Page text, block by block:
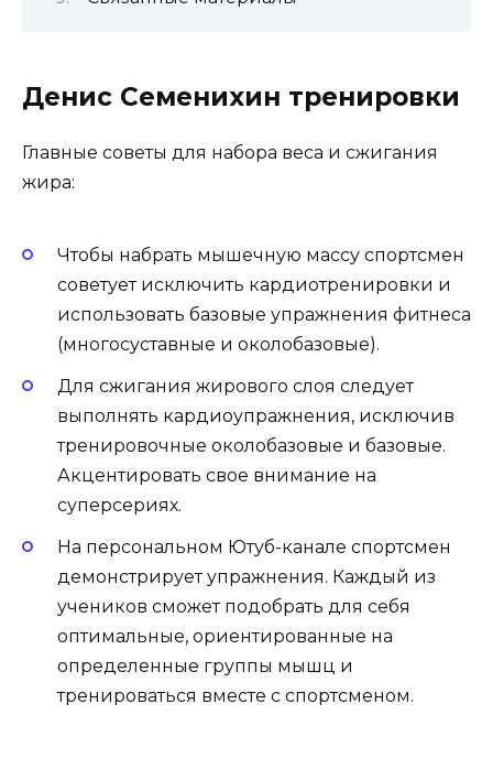
Денис Семенихин тренировки
Главные советы для набора веса и сжигания
жира:
Чтобы набрать мышечную массу спортсмен
советует исключить кардиотренировки и
использовать базовые упражнения фитнеса
(многосуставные и околобазовые).
Для сжигания жирового слоя следует
выполнять кардиоупражнения, исключив
тренировочные околобазовые и базовые.
Акцентировать свое внимание на
суперсериях.
На персональном Ютуб-канале спортсмен
демонстрирует упражнения. Каждый из
учеников сможет подобрать для себя
оптимальные, ориентированные на
определенные группы мышц и
тренироваться вместе с спортсменом.